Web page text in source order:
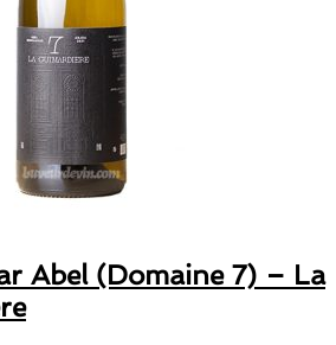
Abel (Domaine 7) – La